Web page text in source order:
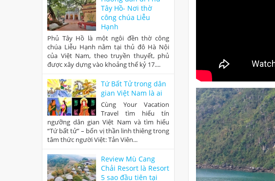
Tây Hồ- Nơi thờ
công chúa Liễu
Hạnh
Phủ Tây Hồ là một ngôi đền thờ công
chúa Liễu Hạnh nằm tại thủ đô Hà Nội
của Việt Nam, theo truyền thuyết, phủ
được xây dựng vào khoảng thế kỷ 17....
Tứ Bất Tử trong dân
gian Việt Nam là ai
Cùng Your Vacation
Travel tìm hiểu tín
ngưỡng dân gian Việt Nam và tìm hiểu
“Tứ bất tử” – bốn vị thần linh thiêng trong
tâm thức người Việt: Tản Viên...
Review Mù Cang
Chải Resort là Resort
5 sao đầu tiên tại